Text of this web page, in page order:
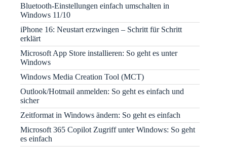
Bluetooth-Einstellungen einfach umschalten in
Windows 11/10
iPhone 16: Neustart erzwingen – Schritt für Schritt
erklärt
Microsoft App Store installieren: So geht es unter
Windows
Windows Media Creation Tool (MCT)
Outlook/Hotmail anmelden: So geht es einfach und
sicher
Zeitformat in Windows ändern: So geht es einfach
Microsoft 365 Copilot Zugriff unter Windows: So geht
es einfach